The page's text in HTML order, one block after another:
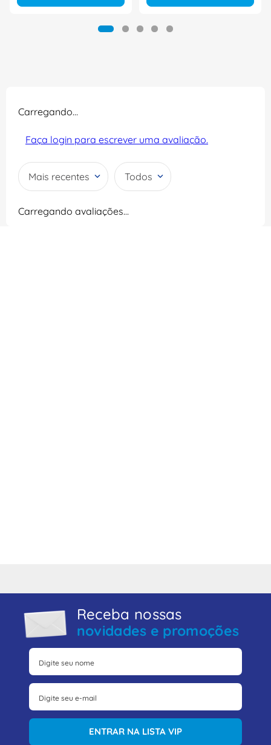
Carregando…
Faça login para escrever uma avaliação.
Mais recentes Todos
Carregando avaliações…
Receba nossas
novidades e promoções
ENTRAR NA LISTA VIP